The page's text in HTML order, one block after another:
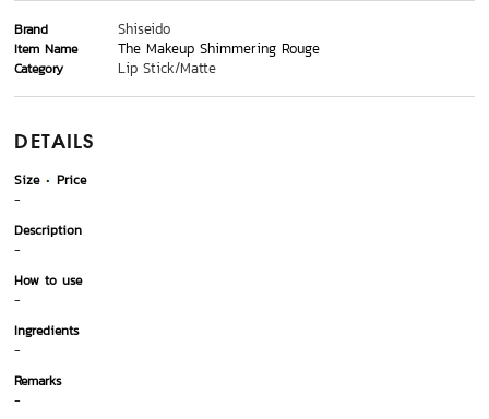
Brand Shiseido
Item Name The Makeup Shimmering Rouge
Category Lip Stick/Matte
DETAILS
Size
Price
-
Description
-
How to use
-
Ingredients
-
Remarks
-